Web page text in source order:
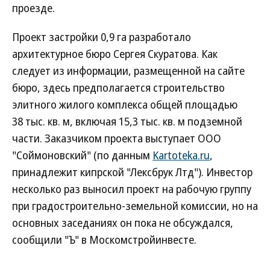
проезде.
Проект застройки 0,9 га разработало
архитектурное бюро Сергея Скуратова. Как
следует из информации, размещенной на сайте
бюро, здесь предполагается строительство
элитного жилого комплекса общей площадью
38 тыс. кв. м, включая 15,3 тыс. кв. м подземной
части. Заказчиком проекта выступает ООО
"Соймоновский" (по данным Kartoteka.ru,
принадлежит кипрской "Лексбрук Лтд"). Инвестор
несколько раз выносил проект на рабочую группу
при градостроительно-земельной комиссии, но на
основных заседаниях он пока не обсуждался,
сообщили "Ъ" в Москомстройинвесте.